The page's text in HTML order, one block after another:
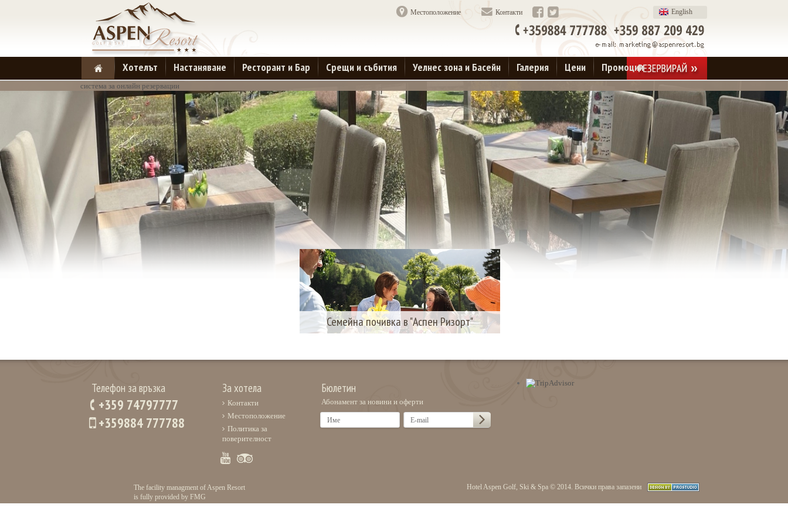
English
Контакти
Местоположение
Хотелът Настаняване Ресторант и Бар Срещи и събития Уелнес зона и Басейн Галерия Цени Промоции
система за онлайн резервации
Семейна почивка в "Аспен Ризорт"
Телефон за връзка
+359 74797777
+359884 777788
За хотела
Контакти
Местоположение
Политика за
поверителност
Бюлетин
Абонамент за новини и оферти
The facility managment of Aspen Resort
is fully provided by FMG
Hotel Aspen Golf, Ski & Spa © 2014. Всички права запазени